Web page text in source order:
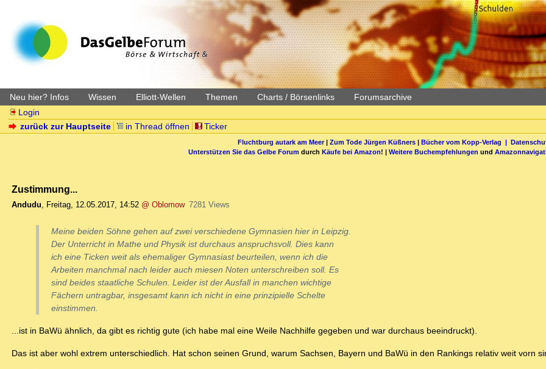
Neu hier? Infos Wissen Elliott-Wellen Themen Charts / Börsenlinks
Forumsarchive
Login
zurück zur Hauptseite
in Thread öffnen Ticker
Fluchtburg autark am Meer| Zum Tode Jürgen Küßners| Bücher vom Kopp-Verlag |
Unterstützen Sie das Gelbe Forum durch Käufe bei Amazon! | Weitere Buchempfehlungen und
Zustimmung...
Andudu, Freitag, 12.05.2017, 14:52 @ Oblomow 7281 Views
Meine beiden Söhne gehen auf zwei verschiedene Gymnasien hier in Leipzig.
Der Unterricht in Mathe und Physik ist durchaus anspruchsvoll. Dies kann
ich eine Ticken weit als ehemaliger Gymnasiast beurteilen, wenn ich die
Arbeiten manchmal nach leider auch miesen Noten unterschreiben soll. Es
sind beides staatliche Schulen. Leider ist der Ausfall in manchen wichtige
Fächern untragbar, insgesamt kann ich nicht in eine prinzipielle Schelte
einstimmen.
...ist in BaWü ähnlich, da gibt es richtig gute (ich habe mal eine Weile Nachhilfe gegeben und war durchaus beeindruckt).
Das ist aber wohl extrem unterschiedlich. Hat schon seinen Grund, warum Sachsen, Bayern und BaWü in den Rankings relativ weit vorn